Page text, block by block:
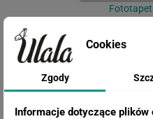
Cookies
Zgody
Informacje dotyczące plików